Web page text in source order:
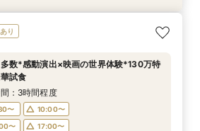
式場見学★】在宅&スマホでOK！オン
談会♪
〜
フェアを予約
いる方も大歓迎】最短90分×見積もり相
試食付
〜
〜
フェアを予約
〜当日予約◎／フレンチ試食＆直前予約
り特典付
〜
〜
17:00〜
フェアを予約
婚】貸切邸宅で残す大切な一日！期間限
相談会
〜
〜
17:00〜
フェアを予約
【130万優待★ドレス試着】光の大聖堂
イーツ
〜
〜
17:00〜
フェアを予約
り
数*感動演出×映画の世界体験*130万特
試食
：3時間程度
〜
10:00〜
〜
17:00〜